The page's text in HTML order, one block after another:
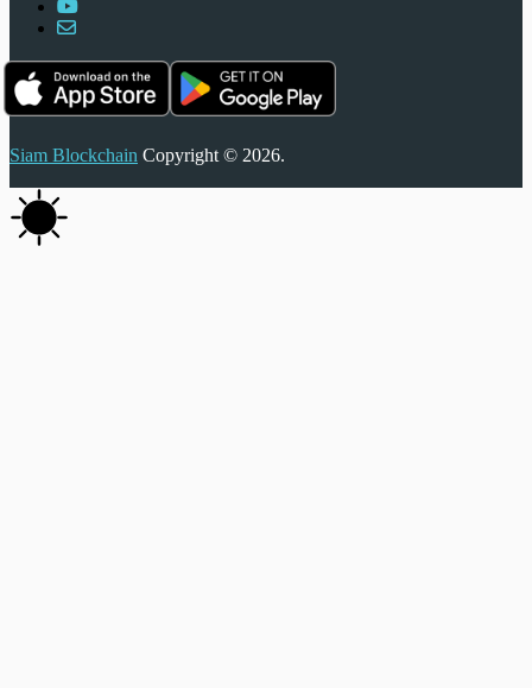
Siam Blockchain Copyright © 2026.